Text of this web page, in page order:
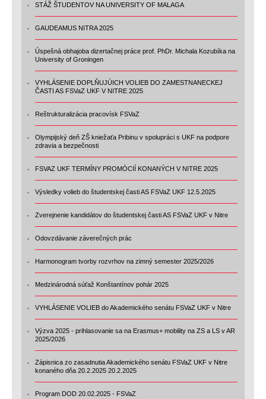
STÁŽ ŠTUDENTOV NA UNIVERSITY OF MALAGA
GAUDEAMUS NITRA 2025
Úspešná obhajoba dizertačnej práce prof. PhDr. Michala Kozubíka na
University of Groningen
VYHLÁSENIE DOPLŇUJÚICH VOLIEB DO ZAMESTNANECKEJ
ČASTI AS FSVaZ UKF V NITRE 2025
Reštrukturalizácia pracovísk FSVaZ
Olympijský deň ZŠ kniežaťa Pribinu v spolupráci s UKF na podpore
zdravia a bezpečnosti
FSVAZ UKF TERMÍNY PROMÓCIÍ KONANÝCH V NITRE 2025
Výsledky volieb do študentskej časti AS FSVaZ UKF 12.5.2025
Zverejnenie kandidátov do študentskej časti AS FSVaZ UKF v Nitre
Odovzdávanie záverečných prác
Harmonogram tvorby rozvrhov na zimný semester 2025/2026
Medzinárodná súťaž Konštantínov pohár 2025
VYHLÁSENIE VOLIEB do Akademického senátu FSVaZ UKF v Nitre
Výzva 2025 - prihlasovanie sa na Erasmus+ mobility na ZS a LS v AR
2025/2026
Zápisnica zo zasadnutia Akademického senátu FSVaZ UKF v Nitre
konaného dňa 20.2.2025 20.2.2025
Program DOD 20.02.2025 - FSVaZ